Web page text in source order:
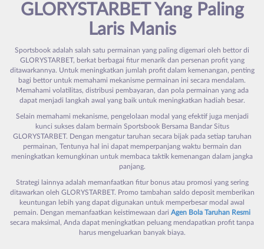
GLORYSTARBET Yang Paling
Laris Manis
Sportsbook adalah salah satu permainan yang paling digemari oleh bettor di
GLORYSTARBET, berkat berbagai fitur menarik dan persenan profit yang
ditawarkannya. Untuk meningkatkan jumlah profit dalam kemenangan, penting
bagi bettor untuk memahami mekanisme permainan ini secara mendalam.
Memahami volatilitas, distribusi pembayaran, dan pola permainan yang ada
dapat menjadi langkah awal yang baik untuk meningkatkan hadiah besar.
Selain memahami mekanisme, pengelolaan modal yang efektif juga menjadi
kunci sukses dalam bermain Sportsbook Bersama Bandar Situs
GLORYSTARBET. Dengan mengatur taruhan secara bijak pada setiap taruhan
permainan, Tentunya hal ini dapat memperpanjang waktu bermain dan
meningkatkan kemungkinan untuk membaca taktik kemenangan dalam jangka
panjang.
Strategi lainnya adalah memanfaatkan fitur bonus atau promosi yang sering
ditawarkan oleh GLORYSTARBET. Promo tambahan saldo deposit memberikan
keuntungan lebih yang dapat digunakan untuk memperbesar modal awal
pemain. Dengan memanfaatkan keistimewaan dari Agen Bola Taruhan Resmi
secara maksimal, Anda dapat meningkatkan peluang mendapatkan profit tanpa
harus mengeluarkan banyak biaya.